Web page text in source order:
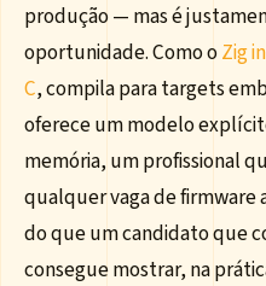
produção — mas é
oportunidade. Como oZig
C, compila para targets
oferece um modelo
memória, um profissional
qualquer vaga de
do que um candidato que
consegue mostrar, na